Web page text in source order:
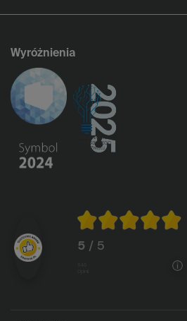
Wyróżnienia
5 / 5